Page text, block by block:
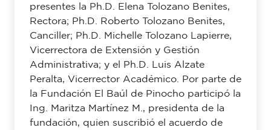
presentes la Ph.D. Elena Tolozano Benites,
Rectora; Ph.D. Roberto Tolozano Benites,
Canciller; Ph.D. Michelle Tolozano Lapierre,
Vicerrectora de Extensión y Gestión
Administrativa; y el Ph.D. Luis Alzate
Peralta, Vicerrector Académico. Por parte de
la Fundación El Baúl de Pinocho participó la
Ing. Maritza Martínez M., presidenta de la
fundación, quien suscribió el acuerdo de